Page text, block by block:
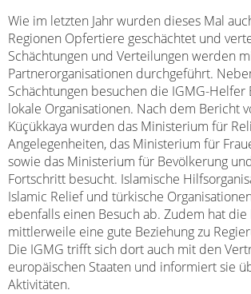
Wie im letzten Jahr wurden dieses Mal
Regionen Opfertiere geschächtet und
Schächtungen und Verteilungen werden
Partnerorganisationen durchgeführt.
Schächtungen besuchen die IGMG-Helfer
lokale Organisationen. Nach dem Bericht
Küçükkaya wurden das Ministerium für
Angelegenheiten, das Ministerium für
sowie das Ministerium für Bevölkerung
Fortschritt besucht. Islamische
Islamic Relief und türkische
ebenfalls einen Besuch ab. Zudem hat die
mittlerweile eine gute Beziehung zu
Die IGMG trifft sich dort auch mit den
europäischen Staaten und informiert sie
Aktivitäten.